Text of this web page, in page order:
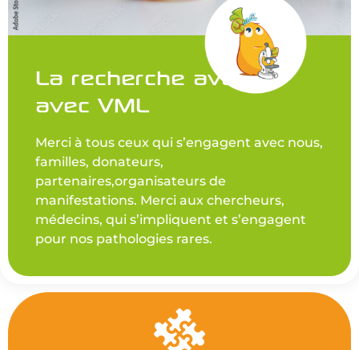
La recherche avance
avec VML
Merci à tous ceux qui s’engagent avec nous,
familles, donateurs,
partenaires,organisateurs de
manifestations. Merci aux chercheurs,
médecins, qui s’impliquent et s’engagent
pour nos pathologies rares.